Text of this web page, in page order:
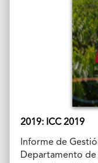
2019: ICC 2019
Informe de
Departamento de